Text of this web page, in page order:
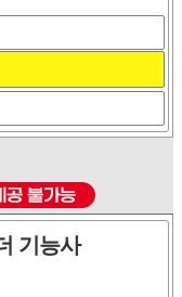
기능사